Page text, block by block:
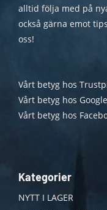
alltid följa med på
också gärna emot
oss!
Vårt betyg hos
Vårt betyg hos
Vårt betyg hos
Kategorier
NYTT I LAGER